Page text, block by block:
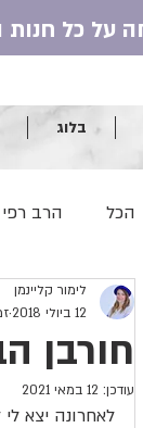
בלוג
הכל הרב
שולמית מור
הרב יצחק
חורבן
לימור קליינמן
12 ביולי 2018
עודכן: 12 במאי 2021
לאחרונה יצא